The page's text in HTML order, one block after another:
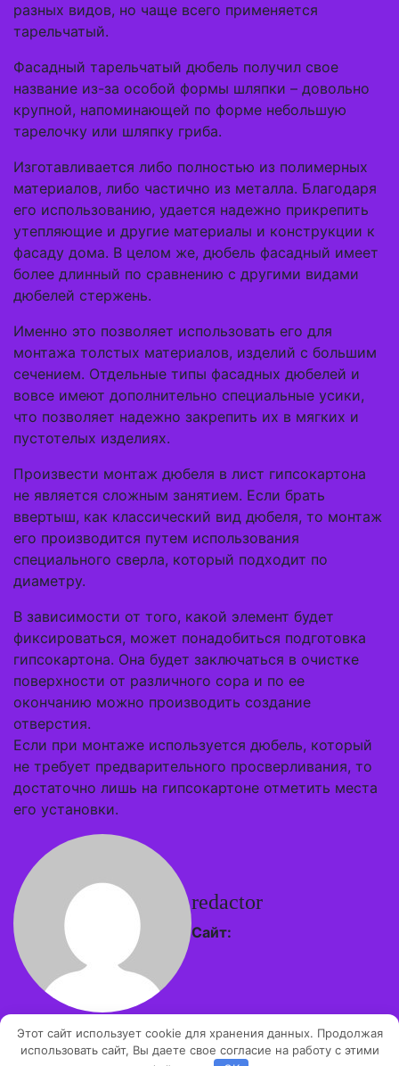
разных видов, но чаще всего применяется
тарельчатый.
Фасадный тарельчатый дюбель получил свое
название из-за особой формы шляпки – довольно
крупной, напоминающей по форме небольшую
тарелочку или шляпку гриба.
Изготавливается либо полностью из полимерных
материалов, либо частично из металла. Благодаря
его использованию, удается надежно прикрепить
утепляющие и другие материалы и конструкции к
фасаду дома. В целом же, дюбель фасадный имеет
более длинный по сравнению с другими видами
дюбелей стержень.
Именно это позволяет использовать его для
монтажа толстых материалов, изделий с большим
сечением. Отдельные типы фасадных дюбелей и
вовсе имеют дополнительно специальные усики,
что позволяет надежно закрепить их в мягких и
пустотелых изделиях.
Произвести монтаж дюбеля в лист гипсокартона
не является сложным занятием. Если брать
ввертыш, как классический вид дюбеля, то монтаж
его производится путем использования
специального сверла, который подходит по
диаметру.
В зависимости от того, какой элемент будет
фиксироваться, может понадобиться подготовка
гипсокартона. Она будет заключаться в очистке
поверхности от различного сора и по ее
окончанию можно производить создание
отверстия.
Если при монтаже используется дюбель, который
не требует предварительного просверливания, то
достаточно лишь на гипсокартоне отметить места
его установки.
redactor
Сайт:
Авторские права © 2026 | Работает наWordPress |
Тема Architect Hub отThemeArile
Этот сайт использует cookie для хранения данных. Продолжая
использовать сайт, Вы даете свое согласие на работу с этими